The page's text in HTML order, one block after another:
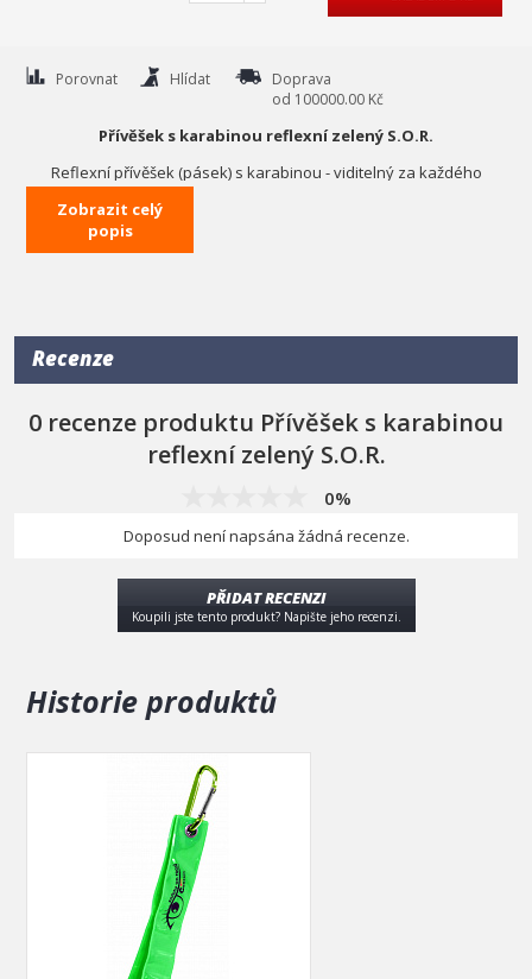
Porovnat Hlídat
Doprava
od 100000.00 Kč
Přívěšek s karabinou reflexní zelený S.O.R.
Reflexní přívěšek (pásek) s karabinou - viditelný za každého
Díky velké karabině jej lze snadno připevnit na poutko,na zip, na
batoh či na jiné vhodné místo.
délka
38 cm (po přeložení 19 cm)
barva
zelená
Zobrazit celý
popis
Recenze
0 recenze produktu Přívěšek s karabinou
reflexní zelený S.O.R.
0%
Doposud není napsána žádná recenze.
PŘIDAT RECENZI
Koupili jste tento produkt? Napište jeho recenzi.
Historie produktů